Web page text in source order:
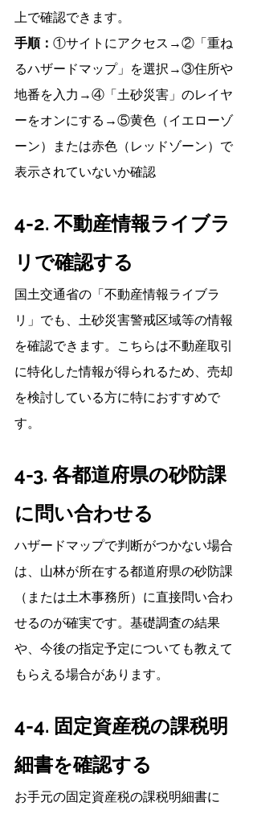
上で確認できます。
手順： ①サイトにアクセス→②「重ね
るハザードマップ」を選択→③住所や
地番を入力→④「土砂災害」のレイヤ
ーをオンにする→⑤黄色（イエローゾ
ーン）または赤色（レッドゾーン）で
表示されていないか確認
4-2. 不動産情報ライブラ
リで確認する
国土交通省の「不動産情報ライブラ
リ」でも、土砂災害警戒区域等の情報
を確認できます。こちらは不動産取引
に特化した情報が得られるため、売却
を検討している方に特におすすめで
す。
4-3. 各都道府県の砂防課
に問い合わせる
ハザードマップで判断がつかない場合
は、山林が所在する都道府県の砂防課
（または土木事務所）に直接問い合わ
せるのが確実です。基礎調査の結果
や、今後の指定予定についても教えて
もらえる場合があります。
4-4. 固定資産税の課税明
細書を確認する
お手元の固定資産税の課税明細書に